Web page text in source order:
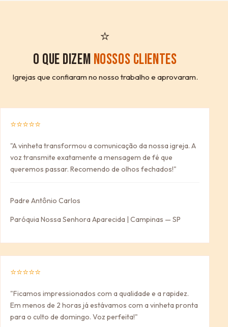
⭐
O QUE DIZEM NOSSOS CLIENTES
Igrejas que confiaram no nosso trabalho e aprovaram.
⭐⭐⭐⭐⭐
"A vinheta transformou a comunicação da nossa igreja. A
voz transmite exatamente a mensagem de fé que
queremos passar. Recomendo de olhos fechados!"
Padre Antônio Carlos
Paróquia Nossa Senhora Aparecida | Campinas — SP
⭐⭐⭐⭐⭐
"Ficamos impressionados com a qualidade e a rapidez.
Em menos de 2 horas já estávamos com a vinheta pronta
para o culto de domingo. Voz perfeita!"